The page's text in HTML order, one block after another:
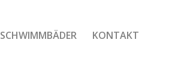
SCHWIMMBÄDER KONTAKT